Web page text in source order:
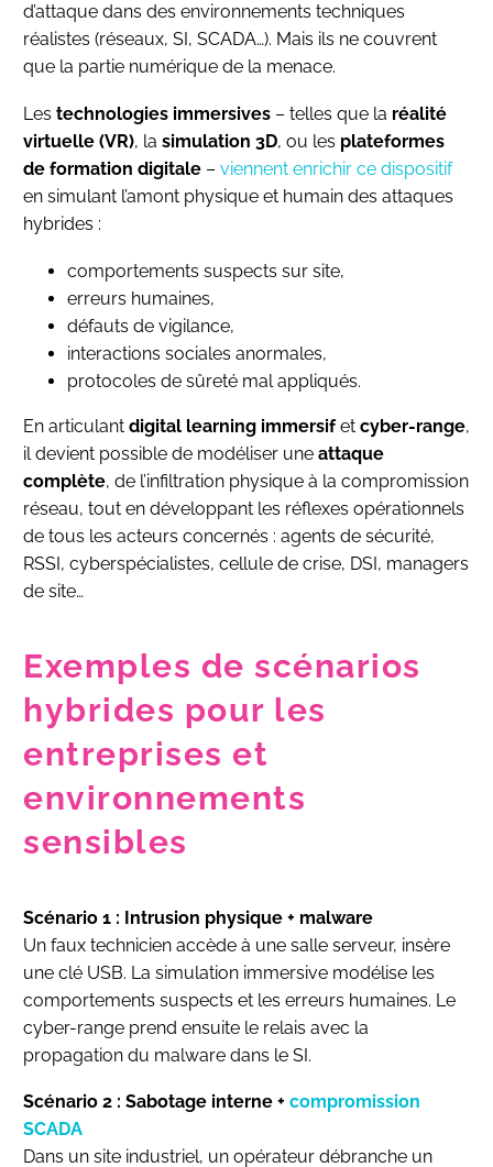
d’attaque dans des environnements techniques
réalistes (réseaux, SI, SCADA…). Mais ils ne couvrent
que la partie numérique de la menace.
Les technologies immersives – telles que la réalité
virtuelle (VR), la simulation 3D, ou les plateformes
de formation digitale – viennent enrichir ce dispositif
en simulant l’amont physique et humain des attaques
hybrides :
comportements suspects sur site,
erreurs humaines,
défauts de vigilance,
interactions sociales anormales,
protocoles de sûreté mal appliqués.
En articulant digital learning immersifet cyber-range,
il devient possible de modéliser une attaque
complète, de l’infiltration physique à la compromission
réseau, tout en développant les réflexes opérationnels
de tous les acteurs concernés : agents de sécurité,
RSSI, cyberspécialistes, cellule de crise, DSI, managers
de site…
Exemples de scénarios
hybrides pour les
entreprises et
environnements
sensibles
Scénario 1 : Intrusion physique + malware
Un faux technicien accède à une salle serveur, insère
une clé USB. La simulation immersive modélise les
comportements suspects et les erreurs humaines. Le
cyber-range prend ensuite le relais avec la
propagation du malware dans le SI.
Scénario 2 : Sabotage interne + compromission
SCADA
Dans un site industriel, un opérateur débranche un